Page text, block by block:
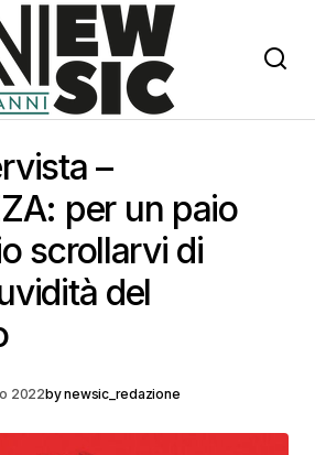
ruvidità del quotidiano
–
per un paio
scrollarvi di
del
2022bynewsic_redazione